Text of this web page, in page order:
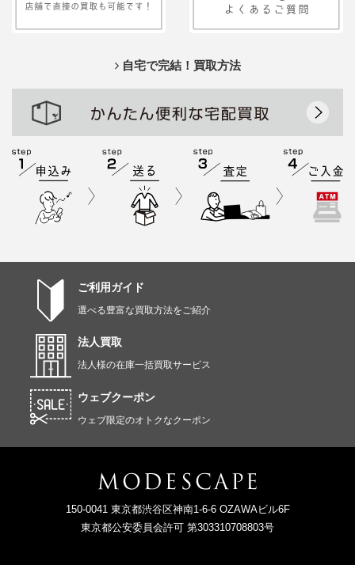
自宅で完結！買取方法
ご利用ガイド
選べる豊富な買取方法をご紹介
法人買取
法人様の在庫一括買取サービス
ウェブクーポン
ウェブ限定のオトクなクーポン
150-0041 東京都渋谷区神南1-6-6 OZAWAビル6F
東京都公安委員会許可 第303310708803号